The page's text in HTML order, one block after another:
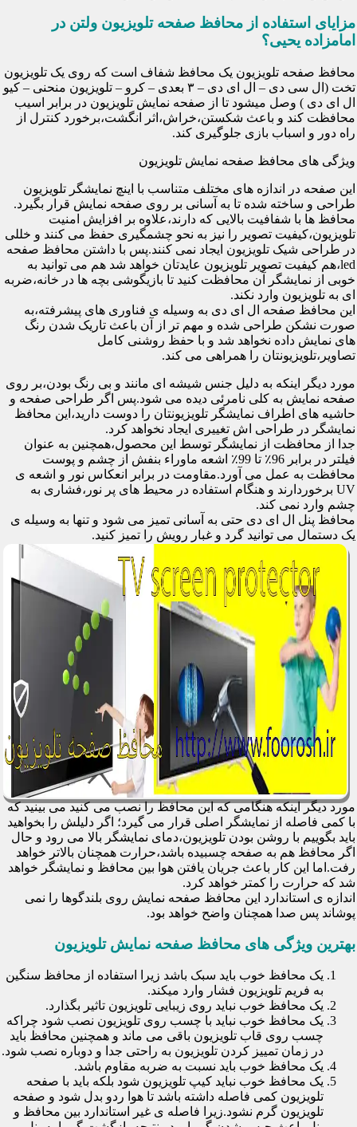
مزایای استفاده از محافظ صفحه تلویزیون ولتن در
امامزاده یحیی؟
محافظ صفحه تلویزیون یک محافظ شفاف است که روی یک تلویزیون
تخت (ال سی دی – ال ای دی – ۳ بعدی – کرو – تلویزیون منحنی – کیو
ال ای دی ) وصل میشود تا از صفحه نمایش تلویزیون در برابر اسیب
محافظت کند و باعث شکستن،خراش،اثر انگشت،برخورد کنترل از
راه دور و اسباب بازی جلوگیری کند.
ویژگی های محافظ صفحه نمایش تلویزیون
این صفحه در اندازه های مختلف متناسب با اینچ نمایشگر تلویزیون
طراحی و ساخته شده تا به آسانی بر روی صفحه نمایش قرار بگیرد.
محافظ ها با شفافیت بالایی که دارند،علاوه بر افزایش امنیت
تلویزیون،کیفیت تصویر را نیز به نحو چشمگیری حفظ می کنند و خللی
در طراحی شیک تلویزیون ایجاد نمی کنند.پس با داشتن محافظ صفحه
led،هم کیفیت تصویر تلویزیون عایدتان خواهد شد هم می توانید به
خوبی از نمایشگر آن محافظت کنید تا بازیگوشی بچه ها در خانه،ضربه
ای به تلویزیون وارد نکند.
این محافظ صفحه ال ای دی به وسیله ی فناوری های پیشرفته،به
صورت نشکن طراحی شده و مهم تر از آن باعث تاریک شدن رنگ
های نمایش داده نخواهد شد و با حفظ روشنی کامل
تصاویر،تلویزیونتان را همراهی می کند.
مورد دیگر اینکه به دلیل جنس شیشه ای مانند و بی رنگ بودن،بر روی
صفحه نمایش به کلی نامرئی دیده می شود.پس اگر طراحی صفحه و
حاشیه های اطراف نمایشگر تلویزیونتان را دوست دارید،این محافظ
نمایشگر در طراحی اش تغییری ایجاد نخواهد کرد.
جدا از محافظت از نمایشگر توسط این محصول،همچنین به عنوان
فیلتر در برابر 96٪ تا 99٪ اشعه ماوراء بنفش از چشم و پوست
محافظت به عمل می آورد.مقاومت در برابر انعکاس نور و اشعه ی
UV برخوردارند و هنگام استفاده در محیط های پر نور،فشاری به
چشم وارد نمی کند.
محافظ پنل ال ای دی حتی به آسانی تمیز می شود و تنها به وسیله ی
یک دستمال می توانید گرد و غبار رویش را تمیز کنید.
مورد دیگر اینکه هنگامی که این محافظ را نصب می کنید می بینید که
با کمی فاصله از نمایشگر اصلی قرار می گیرد؛ اگر دلیلش را بخواهید
باید بگوییم با روشن بودن تلویزیون،دمای نمایشگر بالا می رود و حال
اگر محافظ هم به صفحه چسبیده باشد،حرارت همچنان بالاتر خواهد
رفت.اما این کار باعث جریان یافتن هوا بین محافظ و نمایشگر خواهد
شد که حرارت را کمتر خواهد کرد.
اندازه ی استاندارد این محافظ صفحه نمایش روی بلندگوها را نمی
پوشاند پس صدا همچنان واضح خواهد بود.
بهترین ویژگی های محافظ صفحه نمایش تلویزیون
یک محافظ خوب باید سبک باشد زیرا استفاده از محافظ سنگین
به فریم تلویزیون فشار وارد میکند.
یک محافظ خوب نباید روی زیبایی تلویزیون تاثیر بگذارد.
یک محافظ خوب نباید با چسب روی تلویزیون نصب شود چراکه
چسب روی قاب تلویزیون باقی می ماند و همچنین محافظ باید
در زمان تمییز کردن تلویزیون به راحتی جدا و دوباره نصب شود.
یک محافظ خوب باید نسبت به ضربه مقاوم باشد.
یک محافظ خوب نباید کیپ تلویزیون شود بلکه باید با صفحه
تلویزیون کمی فاصله داشته باشد تا هوا ردو بدل شود و صفحه
تلویزیون گرم نشود.زیرا فاصله ی غیر استاندارد بین محافظ و